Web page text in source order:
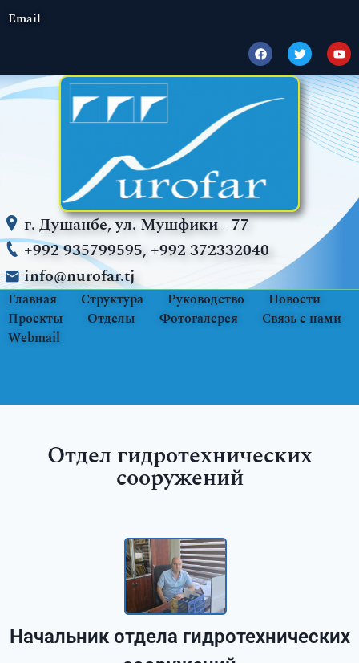
Email
г. Душанбе, ул. Мушфиқи - 77
+992 935799595, +992 372332040
info@nurofar.tj
Главная Структура Руководство
Новости
Проекты
Отделы Фотогалерея
Связь с нами
Webmail
Отдел гидротехнических
сооружений
Начальник отдела гидротехнических